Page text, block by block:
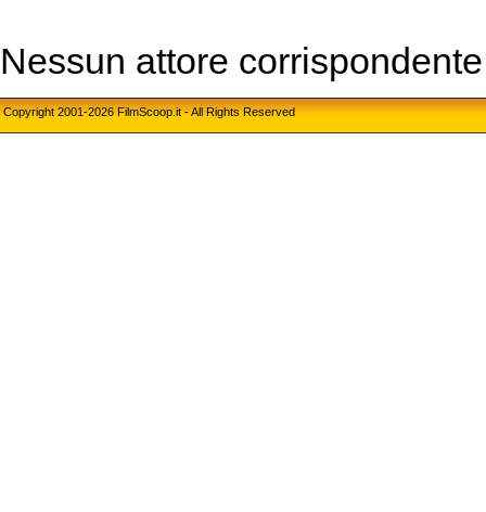
Nessun attore
Copyright 2001-2026 FilmScoop.it - All Rights Reserved